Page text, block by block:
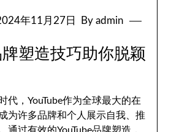
年11月27日 By admin
塑造技巧助你脱颖
代，YouTube作为全球最大的在
为许多品牌和个人展示自我、推